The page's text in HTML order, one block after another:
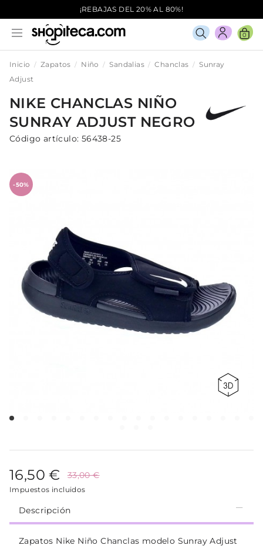
¡REBAJAS DEL 20% AL 80%!
0
Inicio Zapatos Niño Sandalias Chanclas
Sunray
Adjust
NIKE CHANCLAS NIÑO
SUNRAY ADJUST NEGRO
Código artículo: 56438-25
-50%
16,50 € 33,00 €
Impuestos incluidos
Descripción
Zapatos Nike Niño Chanclas modelo Sunray Adjust